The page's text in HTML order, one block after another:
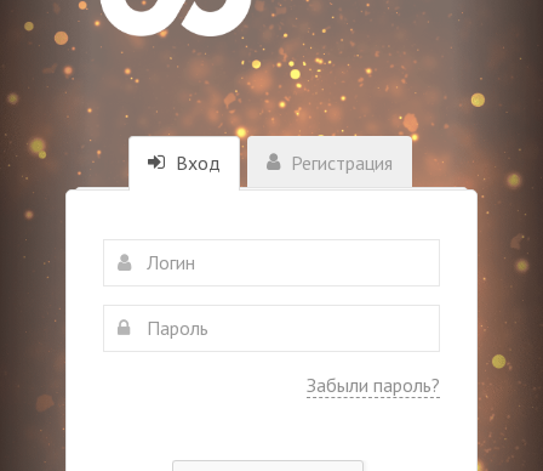
Вход Регистрация
Забыли пароль?